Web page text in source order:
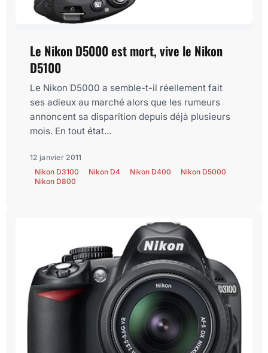
Le Nikon D5000 est mort, vive le Nikon
D5100
Le Nikon D5000 a semble-t-il réellement fait
ses adieux au marché alors que les rumeurs
annoncent sa disparition depuis déjà plusieurs
mois. En tout état...
12 janvier 2011
Nikon D3100
Nikon D4 Nikon D400
Nikon D5000
Nikon D800